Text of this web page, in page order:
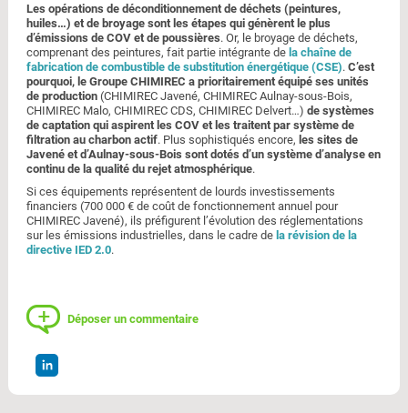
Les opérations de déconditionnement de déchets (peintures,
huiles…) et de broyage sont les étapes qui génèrent le plus
d’émissions de COV et de poussières. Or, le broyage de déchets,
comprenant des peintures, fait partie intégrante de la chaîne de
fabrication de combustible de substitution énergétique (CSE). C’est
pourquoi, le Groupe CHIMIREC a prioritairement équipé ses unités
de production(CHIMIREC Javené, CHIMIREC Aulnay-sous-Bois,
CHIMIREC Malo, CHIMIREC CDS, CHIMIREC Delvert…) de systèmes
de captation qui aspirent les COV et les traitent par système de
filtration au charbon actif. Plus sophistiqués encore, les sites de
Javené et d’Aulnay-sous-Bois sont dotés d’un système d’analyse en
continu de la qualité du rejet atmosphérique.
Si ces équipements représentent de lourds investissements
financiers (700 000 € de coût de fonctionnement annuel pour
CHIMIREC Javené), ils préfigurent l’évolution des réglementations
sur les émissions industrielles, dans le cadre de la révision de la
directive IED 2.0.
Déposer un commentaire